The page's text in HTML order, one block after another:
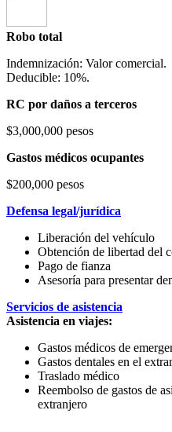
Robo total
Indemnización: Valor comercial.
Deducible: 10%.
RC por daños a terceros
$3,000,000 pesos
Gastos médicos ocupantes
$200,000 pesos
Defensa legal/jurídica
Liberación del vehículo
Obtención de libertad del
Pago de fianza
Asesoría para presentar
Servicios de asistencia
Asistencia en viajes:
Gastos médicos de
Gastos dentales en el
Traslado médico
Reembolso de gastos de
extranjero